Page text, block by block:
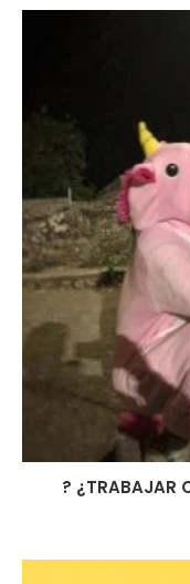
? ¿TRABAJAR